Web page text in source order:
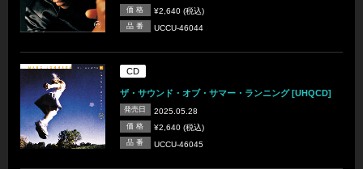
価 格 ¥2,640 (税込)
品 番 UCCU-46044
CD
ザ・サウンド・オブ・サマー・ランニング [UHQCD]
発売日 2025.05.28
価 格 ¥2,640 (税込)
品 番 UCCU-46045